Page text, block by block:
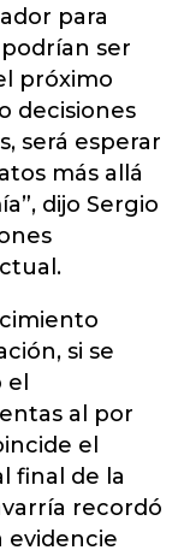
para
ser
próximo
decisiones
será esperar
más allá
dijo Sergio
si se
al por
el
final de la
recordó
evidencie